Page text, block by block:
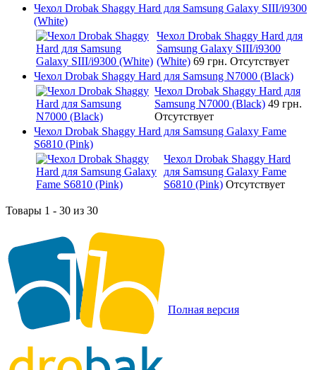
Чехол Drobak Shaggy Hard для Samsung Galaxy SIII/i9300
(White)
Чехол Drobak Shaggy Hard для
Samsung Galaxy SIII/i9300
(White) 69 грн. Отсутствует
Чехол Drobak Shaggy Hard для Samsung N7000 (Black)
Чехол Drobak Shaggy Hard для
Samsung N7000 (Black) 49 грн.
Отсутствует
Чехол Drobak Shaggy Hard для Samsung Galaxy Fame
S6810 (Pink)
Чехол Drobak Shaggy Hard
для Samsung Galaxy Fame
S6810 (Pink) Отсутствует
Товары 1 - 30 из 30
Полная версия